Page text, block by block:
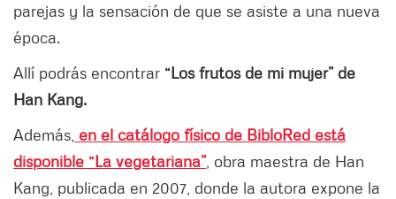
parejas y la sensación de que se asiste a una nueva
época.
Allí podrás encontrar “Los frutos de mi mujer” de
Han Kang.
Además, en el catálogo físico de BibloRed está
disponible “La vegetariana” , obra maestra de Han
Kang, publicada en 2007, donde la autora expone la